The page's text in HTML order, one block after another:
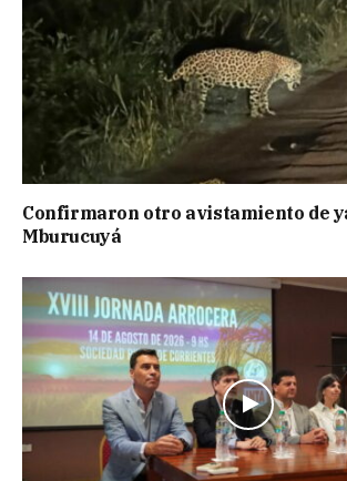
Confirmaron otro avistamiento de
Mburucuyá